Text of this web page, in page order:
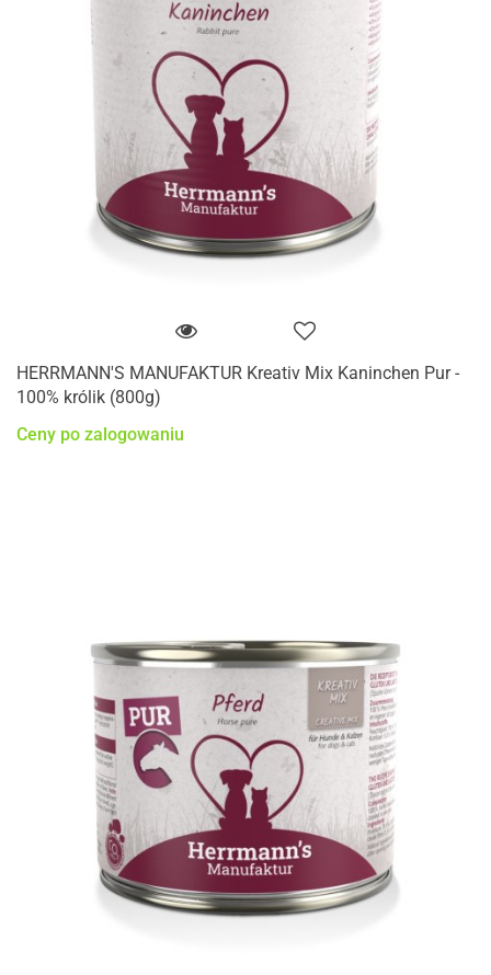
HERRMANN'S MANUFAKTUR Kreativ Mix Kaninchen Pur -
100% królik (800g)
Ceny po zalogowaniu